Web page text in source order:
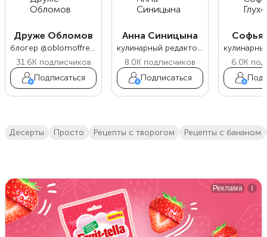
Друже Обломов
блогер @oblomoffrecipe
31.6Kподписчиков
Подписаться
Анна Синицына
кулинарный редактор Food.ru
8.0K подписчиков
Подписаться
Софья
6.0K
десерты просто Рецепты с творогом рецепты с бананом